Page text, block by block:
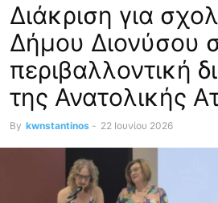
Διάκριση για
Δήμου Διονύσου
περιβαλλοντική
της Ανατολικής
By kwnstantinos - 22 Ιουνίου 2026